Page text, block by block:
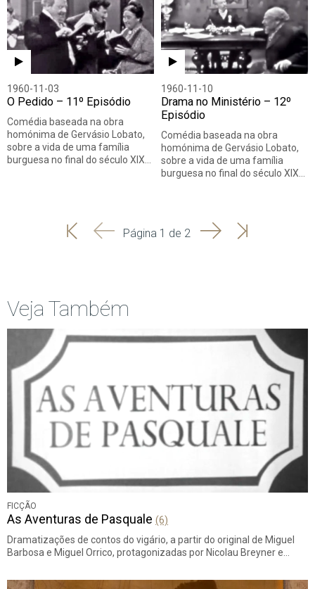
1960-11-03
O Pedido – 11º Episódio
Comédia baseada na obra
homónima de Gervásio Lobato,
sobre a vida de uma família
burguesa no final do século XIX…
1960-11-10
Drama no Ministério – 12º
Episódio
Comédia baseada na obra
homónima de Gervásio Lobato,
sobre a vida de uma família
burguesa no final do século XIX…
'
'
Página 1 de 2 SeguinteÚltima
Veja Também
FICÇÃO
As Aventuras de Pasquale (6)
Dramatizações de contos do vigário, a partir do original de Miguel
Barbosa e Miguel Orrico, protagonizadas por Nicolau Breyner e…